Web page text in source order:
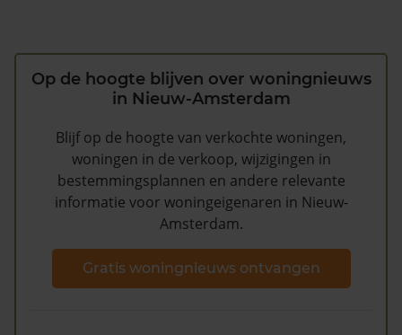
Op de hoogte blijven over woningnieuws
in Nieuw-Amsterdam
Blijf op de hoogte van verkochte woningen,
woningen in de verkoop, wijzigingen in
bestemmingsplannen en andere relevante
informatie voor woningeigenaren in Nieuw-
Amsterdam.
Gratis woningnieuws ontvangen